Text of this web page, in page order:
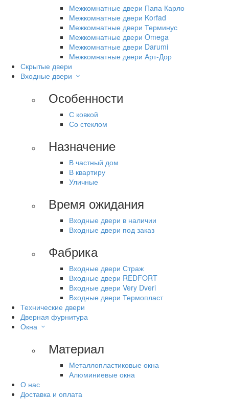
Межкомнатные двери Папа Карло
Межкомнатные двери Korfad
Межкомнатные двери Терминус
Межкомнатные двери Omega
Межкомнатные двери Darumi
Межкомнатные двери Арт-Дор
Скрытые двери
Входные двери
Особенности
С ковкой
Со стеклом
Назначение
В частный дом
В квартиру
Уличные
Время ожидания
Входные двери в наличии
Входные двери под заказ
Фабрика
Входные двери Страж
Входные двери REDFORT
Входные двери Very Dveri
Входные двери Термопласт
Технические двери
Дверная фурнитура
Окна
Материал
Металлопластиковые окна
Алюминиевые окна
О нас
Доставка и оплата